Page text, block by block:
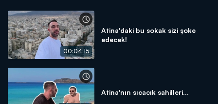
00:04:15
Atina'daki bu sokak sizi şoke
edecek!
Atina'nın sıcacık sahilleri...